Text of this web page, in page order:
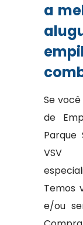
a
Se
de
VSV
Temos
e/ou